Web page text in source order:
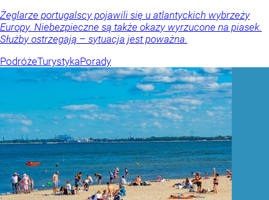
Żeglarze portugalscy pojawili się u atlantyckich wybrzeży
Europy. Niebezpieczne są także okazy wyrzucone na piasek.
Służby ostrzegają – sytuacja jest poważna.
PodróżeTurystykaPorady